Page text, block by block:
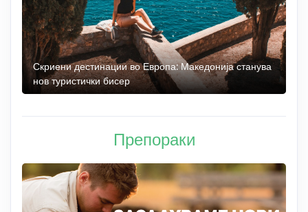
Скриени дестинации во Европа: Македонија станува
нов туристички бисер
Препораки